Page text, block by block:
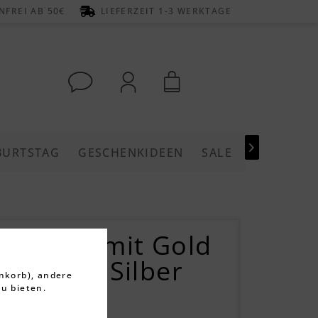
AB 50€ LIEFERZEIT 1-3 WERKTAGE
GESCHENKIDEEN SALE 
mit Gold
– 925 Silber
andere
bieten.